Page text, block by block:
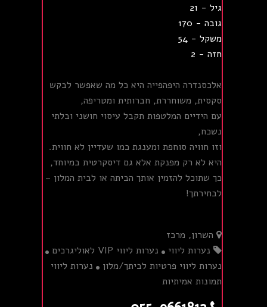
גיל - 21
גובה - 170
משקל - 54
חזה - 2
אלכסנדרה היפהפייה היא כל מה שאפשר לבקש
סקסית, משוחררת, חברותית ומטריפה,
עם הידיים המלטפות תקבל עיסוי חושני ובלתי
נשכח,
וזו חוויה סוחפת ומענגת כמו שעדיין לא חווית.
היא לא רק מפנקת אלא גם דיסקרטית במיוחד,
כך שתוכל להזמין אותך הביתה או לבית המלון –
לבחירתך!
השרון, מרכז
נערות ליווי
נערות ליווי VIP לאוליגרכים
נערות ליווי פרטיות לביתך/מלון
נערות ליווי
תמונות אמיתיות